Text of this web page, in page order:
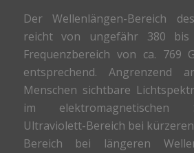
Der Wellenlängen-Bereich
reicht von ungefähr 380
Frequenzbereich von ca. 769
entsprechend.
Menschen sichtbare
im elektromagnetischen
Ultraviolett-Bereich bei
Bereich bei längeren